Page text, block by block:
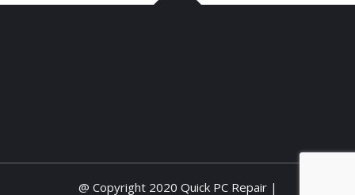
@ Copyright 2020 Quick PC Repair |